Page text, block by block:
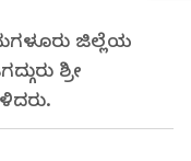
ಜಿಲ್ಲೆಯ
ಶ್ರೀ